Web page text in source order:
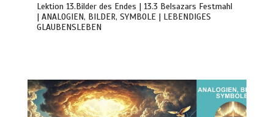
Lektion 13.Bilder des Endes | 13.3 Belsazars Festmahl
| ANALOGIEN, BILDER, SYMBOLE | LEBENDIGES
GLAUBENSLEBEN